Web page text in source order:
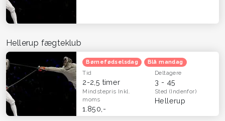
Hellerup fægteklub
Børnefødselsdag Blå mandag
Tid
2-2,5 timer
Deltagere
3 - 45
Mindstepris Inkl.
moms
1.850,-
Sted(Indenfor)
Hellerup